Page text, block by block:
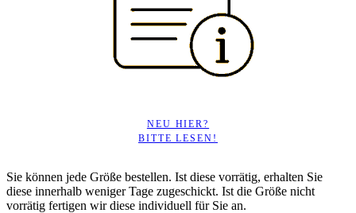
NEU HIER?
BITTE LESEN!
Sie können jede Größe bestellen. Ist diese vorrätig, erhalten Sie
diese innerhalb weniger Tage zugeschickt. Ist die Größe nicht
vorrätig fertigen wir diese individuell für Sie an.